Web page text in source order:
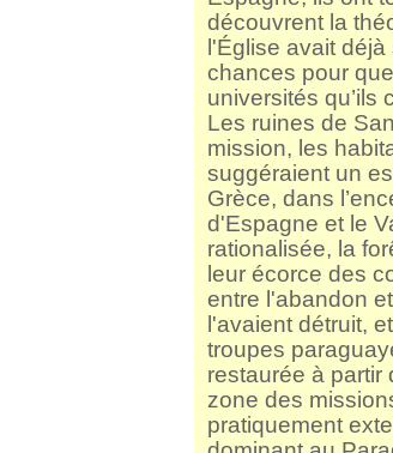
découvrent la
l'Église avait
chances pour
universités qu’ils
Les ruines de
mission, les
suggéraient un
Grèce, dans
d'Espagne et le
rationalisée, la
leur écorce des
entre l'abandon
l'avaient détruit,
troupes
restaurée à partir
zone des
pratiquement